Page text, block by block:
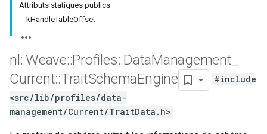
Attributs statiques publics
kHandleTableOffset
nl ::Weave::Profiles::DataManagement
Current::TraitSchemaEngine
#include
<src/lib/profiles/data-
management/Current/TraitData.h>